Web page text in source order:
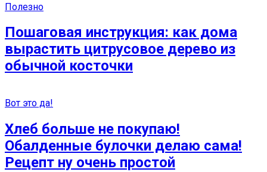
Полезно
Пошаговая инструкция: как дома
вырастить цитрусовое дерево из
обычной косточки
Вот это да!
Хлеб больше не покупаю!
Обалденные булочки делаю сама!
Рецепт ну очень простой